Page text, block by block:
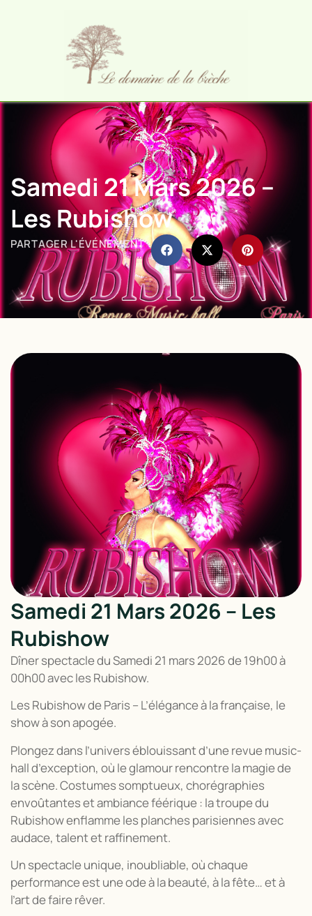
Samedi 21 Mars 2026 –
Les Rubishow
PARTAGER L'ÉVÉNEMENT :
Samedi 21 Mars 2026 – Les
Rubishow
Dîner spectacle du Samedi 21 mars 2026 de 19h00 à
00h00 avec les Rubishow.
LesRubishow de Paris – L’élégance à la française, le
show à son apogée.
Plongez dans l’univers éblouissant d’une revue music-
hall d’exception, où le glamour rencontre la magie de
la scène. Costumes somptueux, chorégraphies
envoûtantes et ambiance féérique : la troupe du
Rubishow enflamme les planches parisiennes avec
audace, talent et raffinement.
Un spectacle unique, inoubliable, où chaque
performance est une ode à la beauté, à la fête… et à
l’art de faire rêver.